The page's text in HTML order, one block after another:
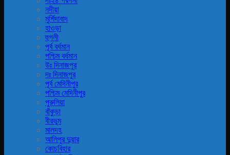
নদীয়া
মুর্শিদাবাদ
হাওড়া
হুগলী
পূর্ব বর্ধমান
পশ্চিম বর্ধমান
উঃ দিনাজপুর
দঃ দিনাজপুর
পূর্ব মেদিনীপুর
পশ্চিম মেদিনীপুর
পুরুলিয়া
বাঁকুড়া
বীরভুম
মালদহ
আলিপুর দুয়ার
কোচবিহার